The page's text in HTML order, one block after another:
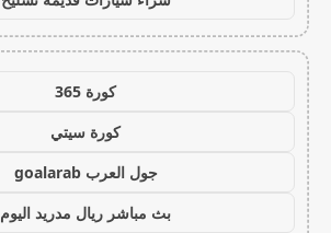
كورة 365
كورة سيتي
جول العرب goalarab
بث مباشر ريال مدريد اليوم